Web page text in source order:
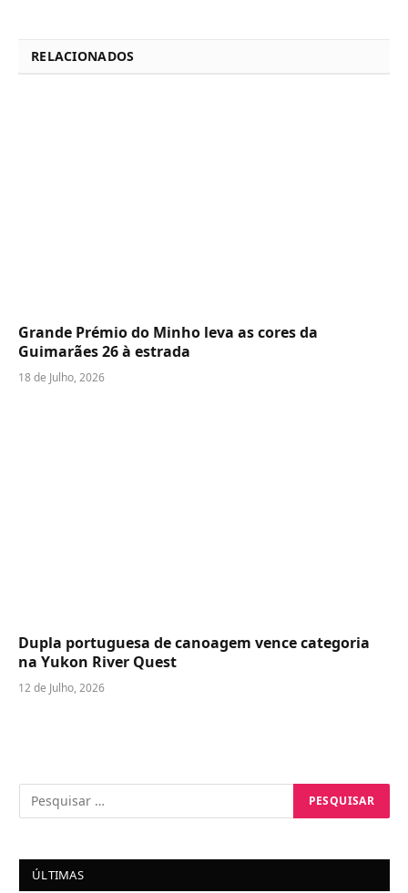
RELACIONADOS
Grande Prémio do Minho leva as cores da
Guimarães 26 à estrada
18 de Julho, 2026
Dupla portuguesa de canoagem vence categoria
na Yukon River Quest
12 de Julho, 2026
ÚLTIMAS